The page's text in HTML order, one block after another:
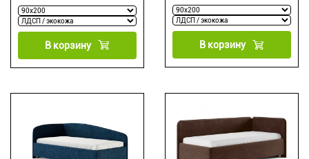
В корзину В корзину